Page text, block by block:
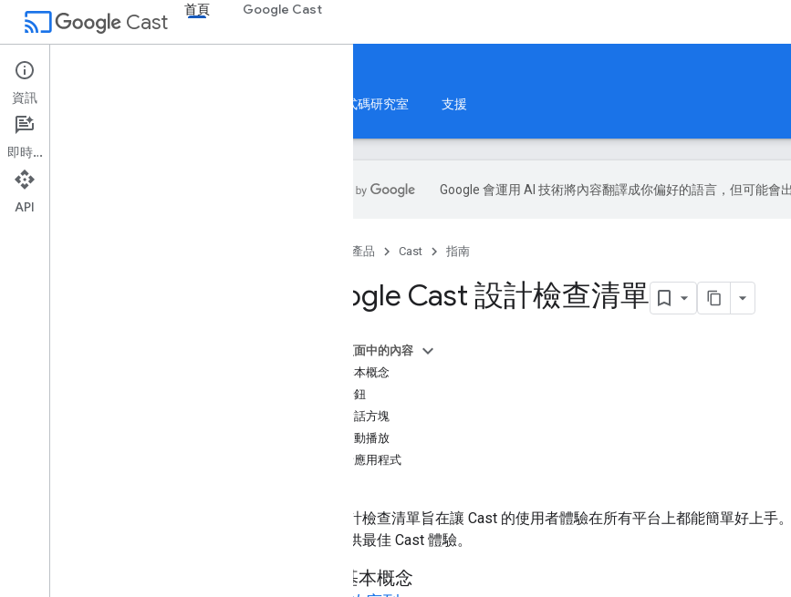
cast Cast
首頁 Google Cast
首頁
首頁 程式碼研究室 支援
Google 會運用 AI 技術將內容翻譯成你偏好的語言，但可能會出
產品 Cast 指南
Google Cast 設計檢查清單
這個頁面中的內容
投放基本概念
投放按鈕
投放對話方塊
投放自動播放
寄件者應用程式
下列設計檢查清單旨在讓 Cast 的使用者體驗在所有平台上都能簡單好上
用者提供最佳 Cast 體驗。
投放基本概念
資訊
即時通訊
API